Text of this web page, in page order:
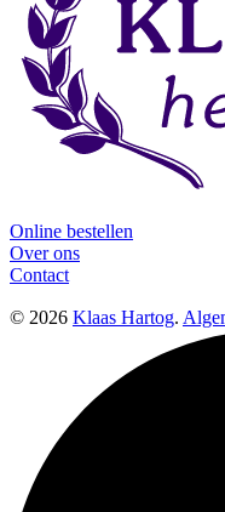
Online bestellen
Over ons
Contact
© 2026 Klaas Hartog.